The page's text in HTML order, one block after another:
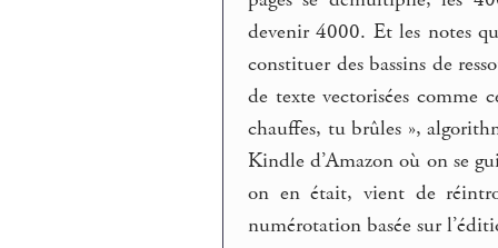
devenir 4000. Et les notes
constituer des bassins de
de texte vectorisées comme
chauffes, tu brûles »,
Kindle d’Amazon où on se
on en était, vient de
numérotation basée sur